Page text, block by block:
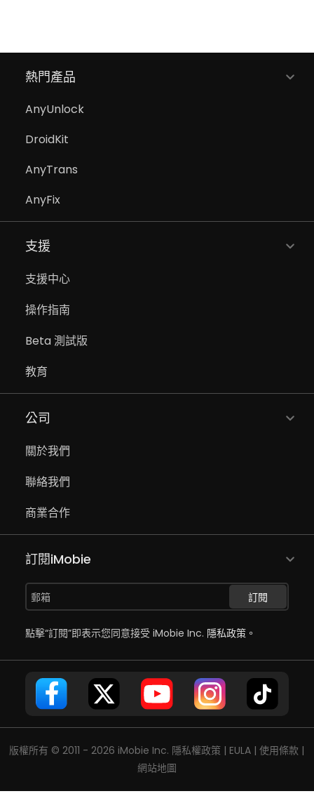
熱門產品
AnyUnlock
DroidKit
AnyTrans
AnyFix
支援
支援中心
操作指南
Beta 測試版
教育
公司
關於我們
聯絡我們
商業合作
訂閱iMobie
訂閱
點擊“訂閱”即表示您同意接受 iMobie Inc. 隱私政策。
版權所有 © 2011 - 2026 iMobie Inc. 隱私權政策 | EULA |使用條款 |
網站地圖